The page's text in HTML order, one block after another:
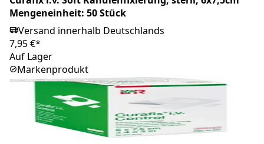
Mengeneinheit: 50 Stück
Versand innerhalb Deutschlands
7,95 €*
Auf Lager
Markenprodukt